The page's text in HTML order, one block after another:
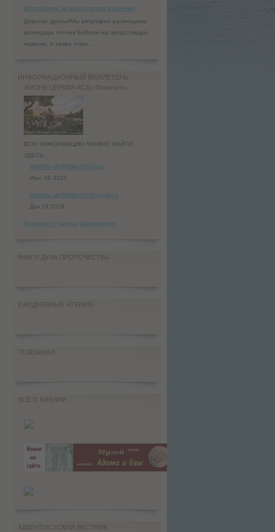
Истреблен за недостаток ведения
Дорогие друзья!Мы регулярно размещаем
календарь чтения Библии на предстоящую
неделю, а также отры...
ИНФОРМАЦИОННЫЙ БЮЛЛЕТЕНЬ
ЖИЗНЬ ЦЕРКВИ АСД г.Флорешты
ВСЮ ИНФОРМАЦИЮ МОЖНО НАЙТИ
ЗДЕСЬ...
ЖИЗНЬ ЦЕРКВИ-2020год
Июн 26 2021
ЖИЗНЬ ЦЕРКВИ-2019год.docx
Дек 16 2019
Просмотр Группы Документов
КНИГИ ДУХА ПРОРОЧЕСТВА
ЕЖЕДНЕВНЫЕ ЧТЕНИЯ
ТЕЛЕКАНАЛ
ВСЁ О БИБЛИИ
АДВЕНТИСТСКИЙ ВЕСТНИК